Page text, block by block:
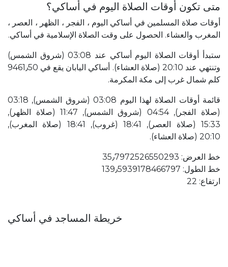
متى تكون أوقات الصلاة اليوم في أساكي؟
أوقات صلاة المسلمين في أساكي اليوم ، الفجر ، الظهر ، العصر ،
المغرب والعشاء. الحصول على وقت الصلاة الإسلامية في أساكي.
ستبدأ أوقات الصلاة اليوم أساكي عند 03:08 (شروق الشمس)
وتنتهي عند 20:10 (صلاة العشاء). أساكي اليابان يقع في 9461٫50
كلم شمال غرب إلى مكة المكرمة.
قائمة أوقات الصلاة لهذا اليوم 03:08 (شروق الشمس), 03:18
(صلاة الفجر), 04:54 (شروق الشمس), 11:47 (صلاة الظهر),
15:33 (صلاة العصر), 18:41 (غروب), 18:41 (صلاة المغرب),
20:10 (صلاة العشاء).
خط العرض: 35٫7972526550293
خط الطول: 139٫5939178466797
ارتفاع: 22
خريطة المساجد في أساكي